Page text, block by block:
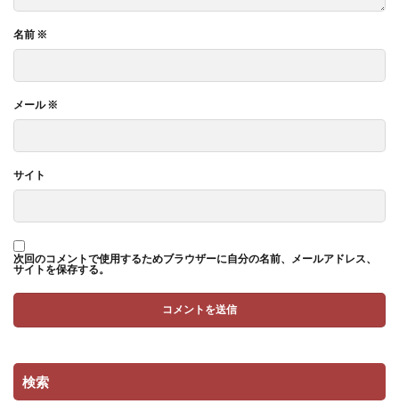
名前 ※
メール※
サイト
次回のコメントで使用するためブラウザーに自分の名前、メールアドレス、
サイトを保存する。
検索